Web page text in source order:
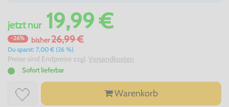
jetztnur19,99 €
-26% bisher26,99 €
Du sparst: 7,00 € (26 %)
Preise sind Endpreise zzgl. Versandkosten
Sofort lieferbar
Warenkorb